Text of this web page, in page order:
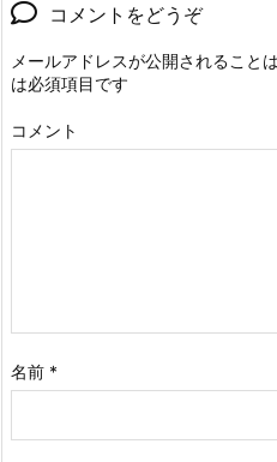
コメントをどうぞ
メールアドレスが公開されること
は必須項目です
コメント
名前 *